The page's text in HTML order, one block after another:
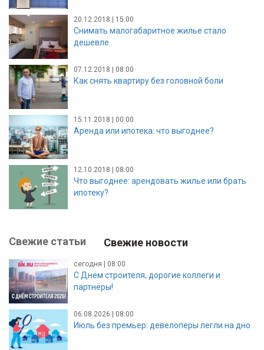
20.12.2018 | 15:00
Снимать малогабаритное жилье стало
дешевле
07.12.2018 | 08:00
Как снять квартиру без головной боли
15.11.2018 | 00:00
Аренда или ипотека: что выгоднее?
12.10.2018 | 08:00
Что выгоднее: арендовать жилье или брать
ипотеку?
Свежие статьи Свежие новости
сегодня | 08:00
С Днём строителя, дорогие коллеги и
партнёры!
06.08.2026 | 08:00
Июль без премьер: девелоперы легли на дно